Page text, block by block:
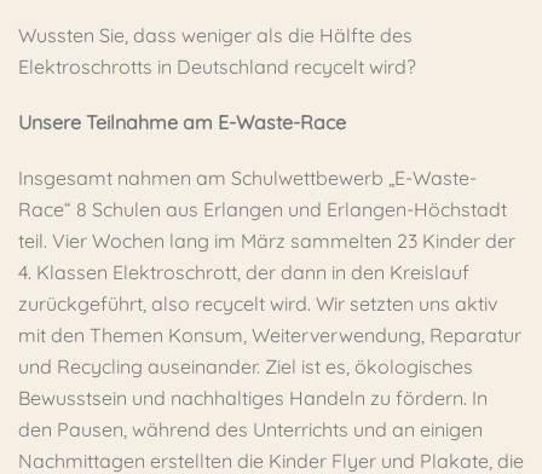
Wussten Sie, dass weniger als die Hälfte des
Elektroschrotts in Deutschland recycelt wird?
Unsere Teilnahme am E-Waste-Race
Insgesamt nahmen am Schulwettbewerb „E-Waste-
Race“ 8 Schulen aus Erlangen und Erlangen-Höchstadt
teil. Vier Wochen lang im März sammelten 23 Kinder der
4. Klassen Elektroschrott, der dann in den Kreislauf
zurückgeführt, also recycelt wird. Wir setzten uns aktiv
mit den Themen Konsum, Weiterverwendung, Reparatur
und Recycling auseinander. Ziel ist es, ökologisches
Bewusstsein und nachhaltiges Handeln zu fördern. In
den Pausen, während des Unterrichts und an einigen
Nachmittagen erstellten die Kinder Flyer und Plakate, die